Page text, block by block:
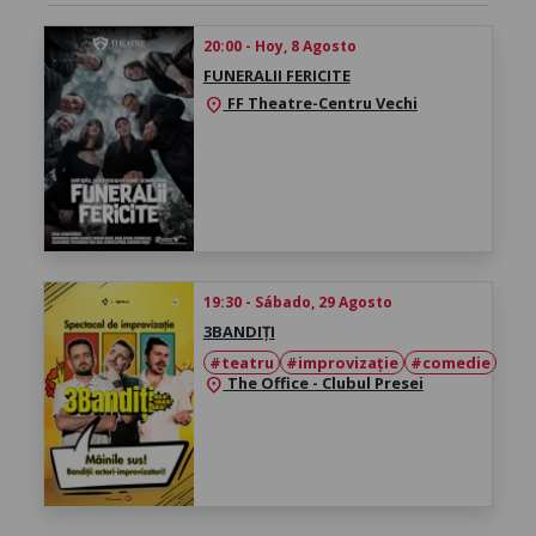
20:00 - Hoy, 8 Agosto
FUNERALII FERICITE
location_on FF Theatre-Centru Vechi
19:30 - Sábado, 29 Agosto
3BANDIȚI
#teatru
#improvizație #comedie
location_on The Office - Clubul Presei